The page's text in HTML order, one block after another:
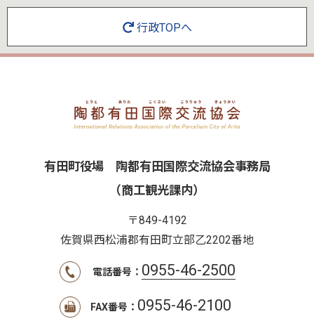
行政TOPへ
有田町役場 陶都有田国際交流協会事務局
（商工観光課内）
〒849-4192
佐賀県西松浦郡有田町立部乙2202番地
電話番号： 0955-46-2500
FAX番号： 0955-46-2100